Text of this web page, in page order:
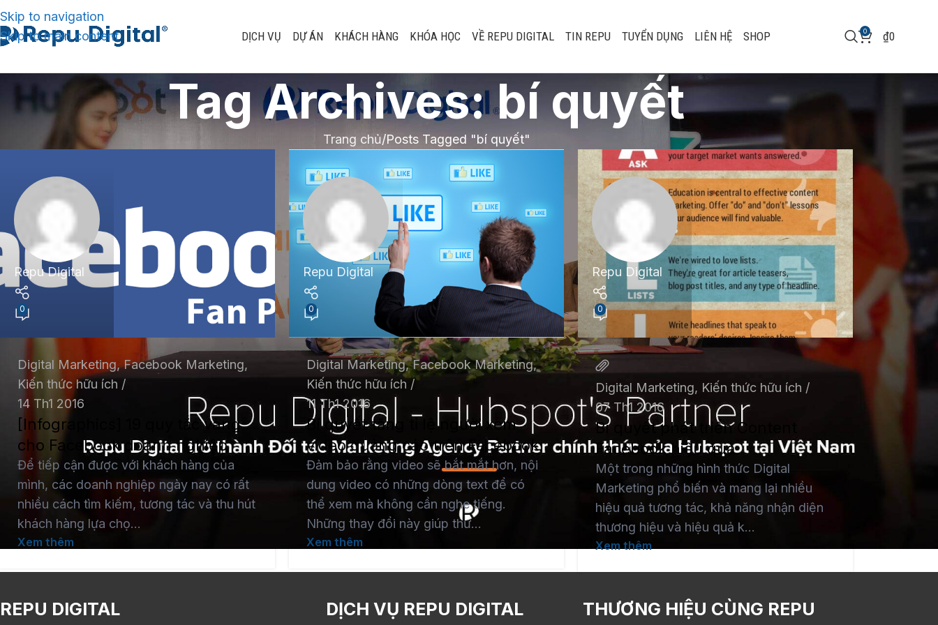
Skip to navigation
Skip to main content
DỊCH VỤ DỰ ÁN KHÁCH HÀNG KHÓA HỌC VỀ REPU DIGITAL TIN REPU TUYỂN DỤNG LIÊN HỆ SHOP 0 ₫0
Tag Archives: bí quyết
Trang chủ Posts Tagged "bí quyết"
Repu Digital
0
Digital Marketing,Facebook Marketing,
Kiến thức hữu ích
14 Th1 2016
[Infographics] 19 quy tắc vàng
cho Facebook doanh nghiệp
Để tiếp cận được với khách hàng của
mình, các doanh nghiệp ngày nay có rất
nhiều cách tìm kiếm, tương tác và thu hút
khách hàng lựa chọ...
Xem thêm
Repu Digital
0
Digital Marketing,Facebook Marketing,
Kiến thức hữu ích
11 Th1 2016
Bí quyết tăng tỉ lệ người xem
video quảng cáo trên Facebook
Đảm bảo rằng video sẽ bắt mắt hơn, nội
dung video có những dòng text để có
thể xem mà không cần nghe tiếng.
Những thay đổi này giúp thư...
Xem thêm
Repu Digital
0
Digital Marketing, Kiến thức hữu ích
07 Th1 2016
Bí quyết phát triển Content
Facebook hiệu quả
Một trong những hình thức Digital
Marketing phổ biến và mang lại nhiều
hiệu quả tương tác, khả năng nhận diện
thương hiệu và hiệu quả k...
Xem thêm
REPU DIGITAL DỊCH VỤ REPU DIGITAL THƯƠNG HIỆU CÙNG REPU